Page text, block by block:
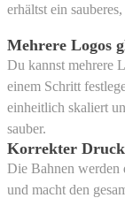
erhältst ein
Mehrere Logos
Du kannst mehrere
einem Schritt
einheitlich skaliert
sauber.
Korrekter
Die Bahnen werden
und macht den